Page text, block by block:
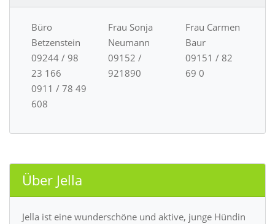
Büro
Betzenstein
09244 / 98
23 166
0911 / 78 49
608
Frau Sonja
Neumann
09152 /
921890
Frau Carmen
Baur
09151 / 82
69 0
Über Jella
Jella ist eine wunderschöne und aktive, junge Hündin